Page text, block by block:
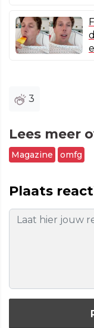
3
Lees meer
Magazine omfg
Plaats